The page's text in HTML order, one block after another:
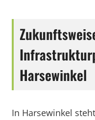
Harsewinkel
In Harsewinkel